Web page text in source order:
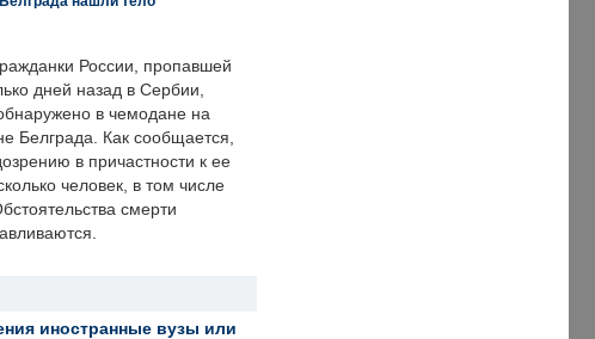
России, пропавшей
дней назад в Сербии,
в чемодане на
Белграда. Как сообщается,
в причастности к ее
человек, в том числе
смерти
иностранные вузы или